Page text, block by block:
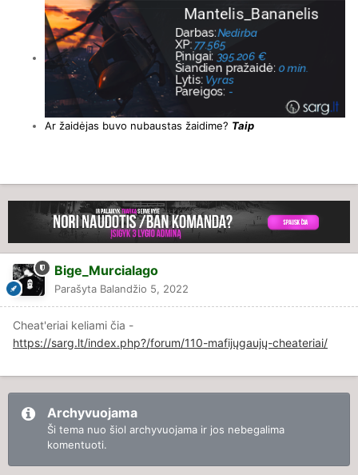
Ar žaidėjas buvo nubaustas žaidime? Taip
Bige_Murcialago
Parašyta Balandžio 5, 2022
Cheat'eriai keliami čia -
https://sarg.lt/index.php?/forum/110-mafijųgaujų-cheateriai/
Archyvuojama
Ši tema nuo šiol archyvuojama ir jos nebegalima
komentuoti.